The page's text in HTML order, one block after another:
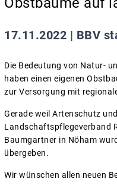
17.11.2022 | BBV
Die Bedeutung von Natur-
haben einen eigenen
zur Versorgung mit
Gerade weil Artenschutz
Landschaftspflegeverband
Baumgartner in Nöham
übergeben.
Wir wünschen allen neuen